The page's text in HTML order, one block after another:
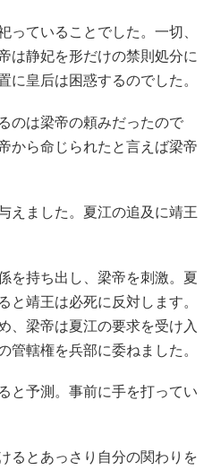
っていることでした。一切、
は静妃を形だけの禁則処分に
に皇后は困惑するのでした。
のは梁帝の頼みだったので
から命じられたと言えば梁帝
えました。夏江の追及に靖王
を持ち出し、梁帝を刺激。夏
と靖王は必死に反対します。
、梁帝は夏江の要求を受け入
管轄権を兵部に委ねました。
と予測。事前に手を打ってい
るとあっさり自分の関わりを